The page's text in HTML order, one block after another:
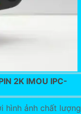
2K IMOU IPC-
hình ảnh chất lượng